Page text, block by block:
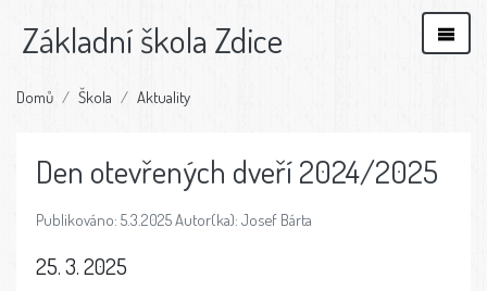
Základní škola Zdice
Domů Škola Aktuality
Den otevřených dveří 2024/2025
Publikováno: 5.3.2025 Autor(ka): Josef Bárta
25. 3. 2025